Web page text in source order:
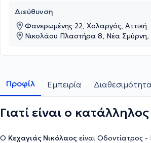
Διεύθυνση
Φανερωμένης 22, Χολαργός, Αττική
Νικολάου Πλαστήρα 8, Νέα Σμύρνη,
Προφίλ Εμπειρία Διαθεσιμότητα
Γιατί είναι ο
Ο Κεχαγιάς Νικόλαος είναι Oδοντίατρος